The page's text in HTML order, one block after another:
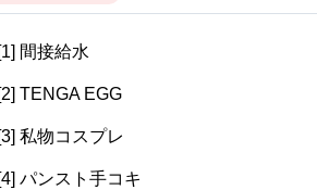
[1] 間接給水
[2] TENGA EGG
[3] 私物コスプレ
[4] パンスト手コキ